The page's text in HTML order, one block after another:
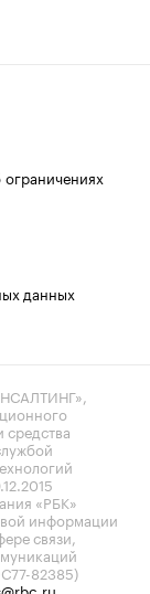
данных
средства
«РБК»
информации
связи,
82385)